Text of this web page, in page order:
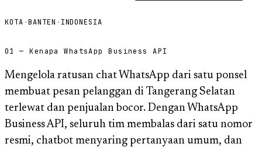
KOTA ·BANTEN · INDONESIA
01 — Kenapa WhatsApp Business API
Mengelola ratusan chat WhatsApp dari satu ponsel
membuat pesan pelanggan di Tangerang Selatan
terlewat dan penjualan bocor. Dengan WhatsApp
Business API, seluruh tim membalas dari satu nomor
resmi, chatbot menyaring pertanyaan umum, dan